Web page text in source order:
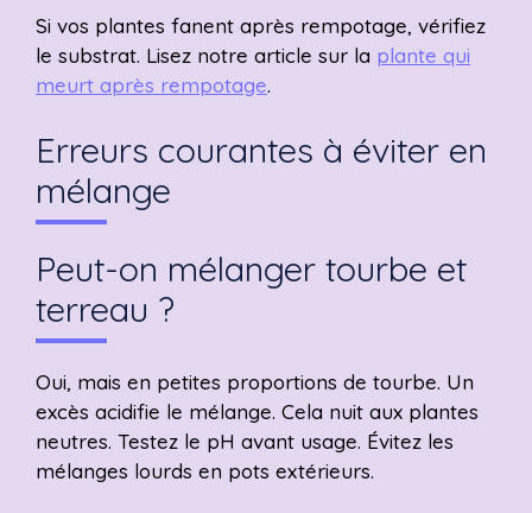
Si vos plantes fanent après rempotage, vérifiez
le substrat. Lisez notre article sur la plante qui
meurt après rempotage.
Erreurs courantes à éviter en
mélange
Peut-on mélanger tourbe et
terreau ?
Oui, mais en petites proportions de tourbe. Un
excès acidifie le mélange. Cela nuit aux plantes
neutres. Testez le pH avant usage. Évitez les
mélanges lourds en pots extérieurs.